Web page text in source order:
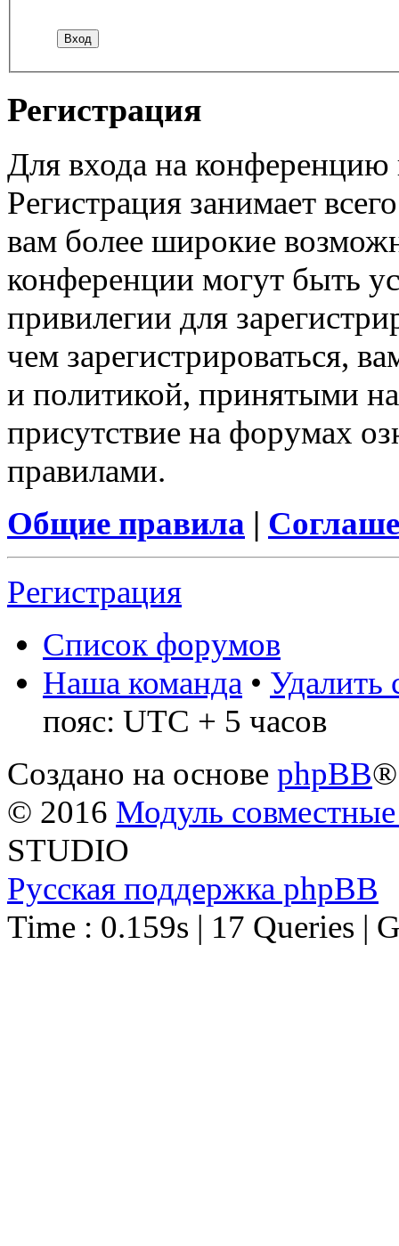
Регистрация
Для входа на
Регистрация занимает
вам более широкие
конференции могут быть
привилегии для
чем зарегистрироваться,
и политикой, принятыми
присутствие на форумах
правилами.
Общие правила |
Регистрация
Список форумов
Наша команда • Удалить
пояс: UTC + 5 часов
Создано на основе phpBB®
© 2016 Модуль
STUDIO
Русская поддержка phpBB
Time : 0.159s | 17 Queries |